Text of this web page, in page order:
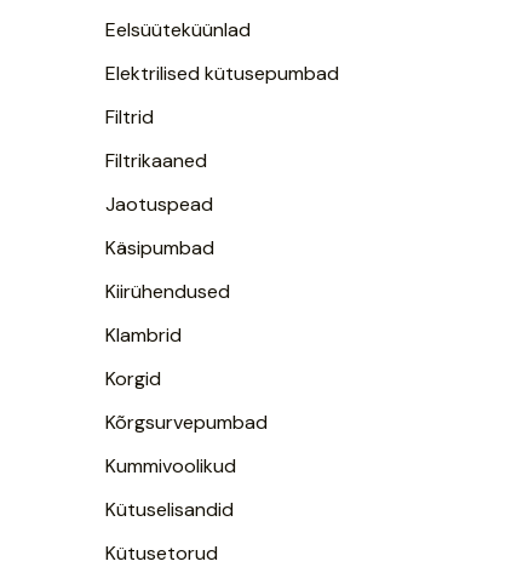
Eelsüüteküünlad
Elektrilised kütusepumbad
Filtrid
Filtrikaaned
Jaotuspead
Käsipumbad
Kiirühendused
Klambrid
Korgid
Kõrgsurvepumbad
Kummivoolikud
Kütuselisandid
Kütusetorud